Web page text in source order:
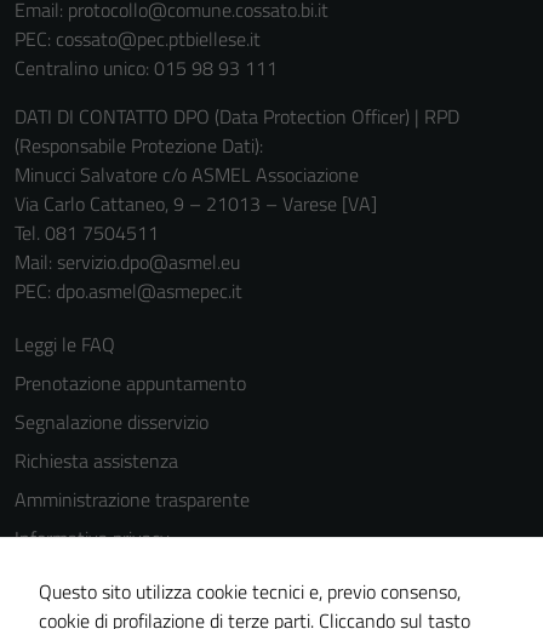
Email: protocollo@comune.cossato.bi.it
PEC: cossato@pec.ptbiellese.it
Centralino unico: 015 98 93 111
DATI DI CONTATTO DPO (Data Protection Officer) | RPD
(Responsabile Protezione Dati):
Minucci Salvatore c/o ASMEL Associazione
Via Carlo Cattaneo, 9 – 21013 – Varese [VA]
Tel. 081 7504511
Mail: servizio.dpo@asmel.eu
PEC: dpo.asmel@asmepec.it
Leggi le FAQ
Prenotazione appuntamento
Segnalazione disservizio
Richiesta assistenza
Amministrazione trasparente
Informativa privacy
Note legali
Questo sito utilizza cookie tecnici e, previo consenso,
cookie di profilazione di terze parti. Cliccando sul tasto